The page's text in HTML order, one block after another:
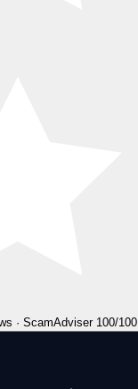
· ScamAdviser 100/100